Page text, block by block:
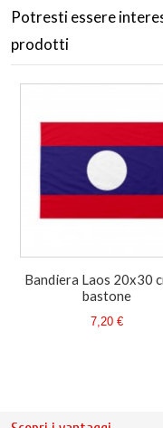
Potresti essere
prodotti
Bandiera Laos 20x30
bastone
7,20 €